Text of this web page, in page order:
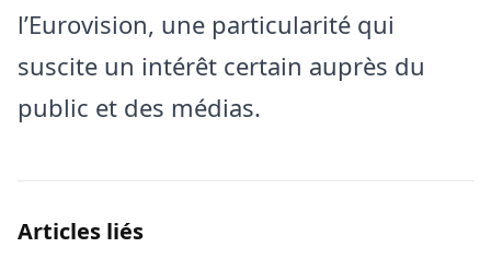
l’Eurovision, une particularité qui
suscite un intérêt certain auprès du
public et des médias.
Articles liés